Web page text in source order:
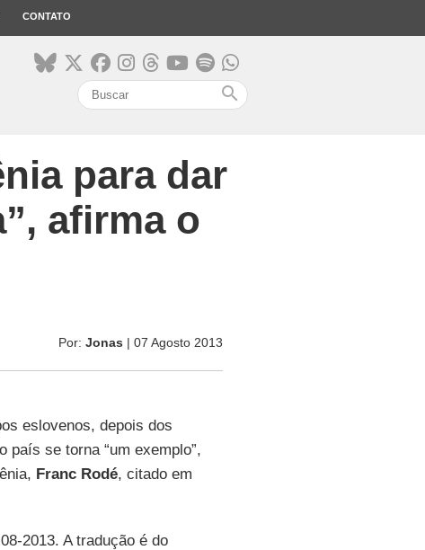
CONTATO
search
para dar
afirma o
Por: Jonas | 07 Agosto 2013
eslovenos, depois dos
país se torna “um exemplo”,
Franc Rodé, citado em
2013. A tradução é do